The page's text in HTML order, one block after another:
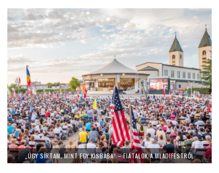
„ÚGY SÍRTAM, MINT EGY KISBABA” – FIATALOK A MLADIFESTRŐL